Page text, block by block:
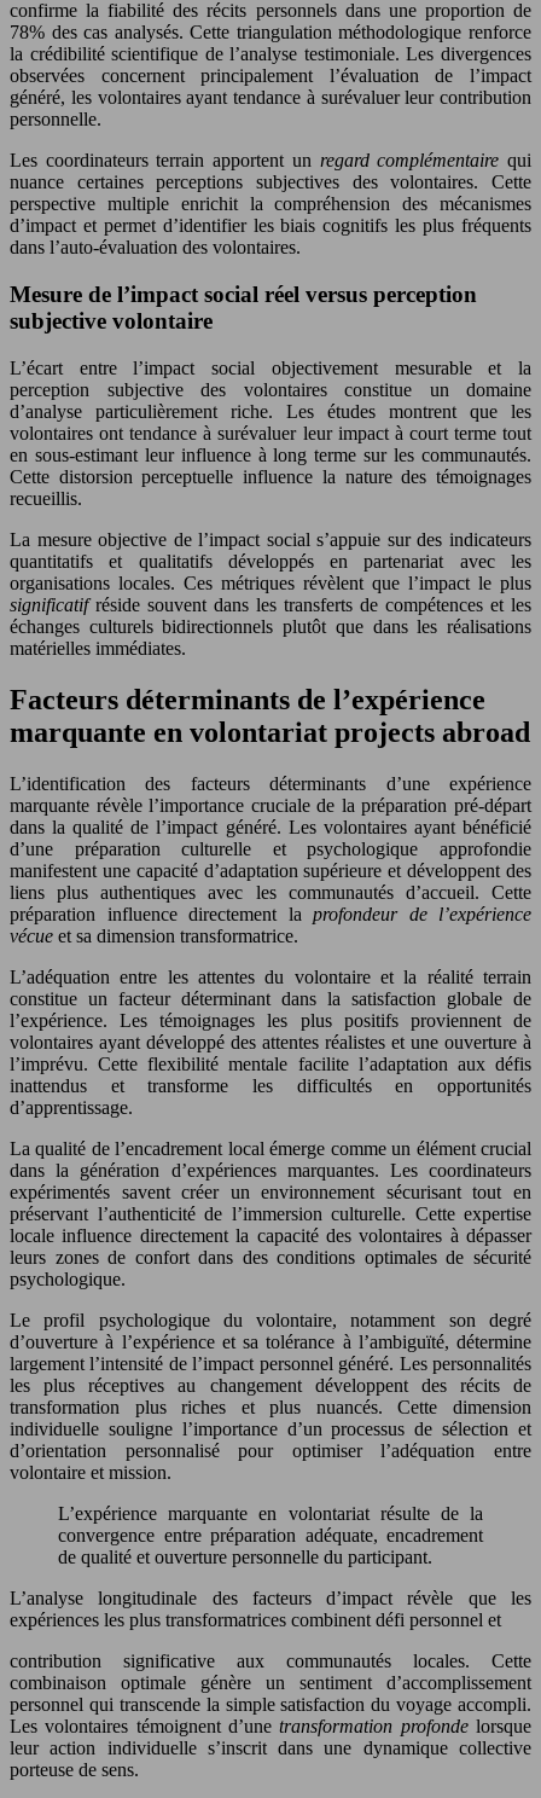
confirme la fiabilité des récits personnels dans une proportion de
78% des cas analysés. Cette triangulation méthodologique renforce
la crédibilité scientifique de l’analyse testimoniale. Les divergences
observées concernent principalement l’évaluation de l’impact
généré, les volontaires ayant tendance à surévaluer leur contribution
personnelle.
Les coordinateurs terrain apportent un regard complémentairequi
nuance certaines perceptions subjectives des volontaires. Cette
perspective multiple enrichit la compréhension des mécanismes
d’impact et permet d’identifier les biais cognitifs les plus fréquents
dans l’auto-évaluation des volontaires.
Mesure de l’impact social réel versus perception
subjective volontaire
L’écart entre l’impact social objectivement mesurable et la
perception subjective des volontaires constitue un domaine
d’analyse particulièrement riche. Les études montrent que les
volontaires ont tendance à surévaluer leur impact à court terme tout
en sous-estimant leur influence à long terme sur les communautés.
Cette distorsion perceptuelle influence la nature des témoignages
recueillis.
La mesure objective de l’impact social s’appuie sur des indicateurs
quantitatifs et qualitatifs développés en partenariat avec les
organisations locales. Ces métriques révèlent que l’impact le plus
significatifréside souvent dans les transferts de compétences et les
échanges culturels bidirectionnels plutôt que dans les réalisations
matérielles immédiates.
Facteurs déterminants de l’expérience
marquante en volontariat projects abroad
L’identification des facteurs déterminants d’une expérience
marquante révèle l’importance cruciale de la préparation pré-départ
dans la qualité de l’impact généré. Les volontaires ayant bénéficié
d’une préparation culturelle et psychologique approfondie
manifestent une capacité d’adaptation supérieure et développent des
liens plus authentiques avec les communautés d’accueil. Cette
préparation influence directement la profondeur de l’expérience
vécue et sa dimension transformatrice.
L’adéquation entre les attentes du volontaire et la réalité terrain
constitue un facteur déterminant dans la satisfaction globale de
l’expérience. Les témoignages les plus positifs proviennent de
volontaires ayant développé des attentes réalistes et une ouverture à
l’imprévu. Cette flexibilité mentale facilite l’adaptation aux défis
inattendus et transforme les difficultés en opportunités
d’apprentissage.
La qualité de l’encadrement local émerge comme un élément crucial
dans la génération d’expériences marquantes. Les coordinateurs
expérimentés savent créer un environnement sécurisant tout en
préservant l’authenticité de l’immersion culturelle. Cette expertise
locale influence directement la capacité des volontaires à dépasser
leurs zones de confort dans des conditions optimales de sécurité
psychologique.
Le profil psychologique du volontaire, notamment son degré
d’ouverture à l’expérience et sa tolérance à l’ambiguïté, détermine
largement l’intensité de l’impact personnel généré. Les personnalités
les plus réceptives au changement développent des récits de
transformation plus riches et plus nuancés. Cette dimension
individuelle souligne l’importance d’un processus de sélection et
d’orientation personnalisé pour optimiser l’adéquation entre
volontaire et mission.
L’expérience marquante en volontariat résulte de la
convergence entre préparation adéquate, encadrement
de qualité et ouverture personnelle du participant.
L’analyse longitudinale des facteurs d’impact révèle que les
expériences les plus transformatrices combinent défi personnel et
contribution significative aux communautés locales. Cette
combinaison optimale génère un sentiment d’accomplissement
personnel qui transcende la simple satisfaction du voyage accompli.
Les volontaires témoignent d’unetransformation profondelorsque
leur action individuelle s’inscrit dans une dynamique collective
porteuse de sens.